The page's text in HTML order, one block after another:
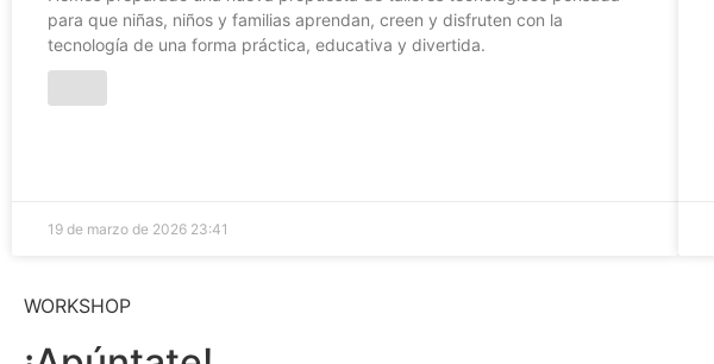
para que niñas, niños y familias aprendan, creen y disfruten con la
tecnología de una forma práctica, educativa y divertida.
19 de marzo de 2026 23:41
WORKSHOP